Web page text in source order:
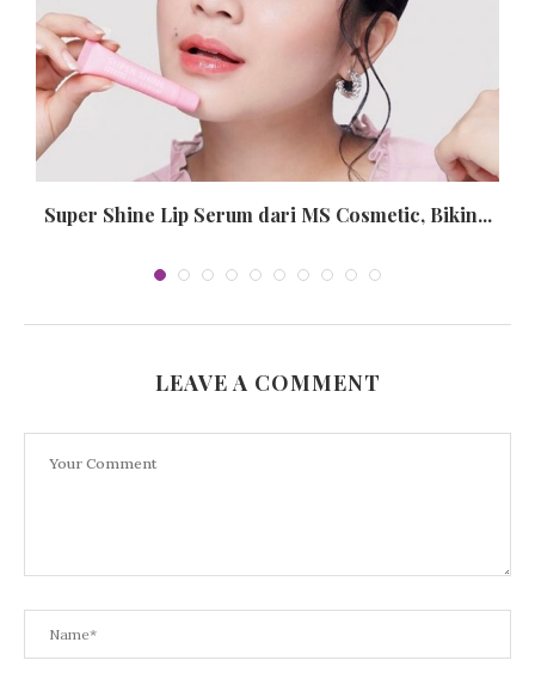
Super Shine Lip Serum dari MS Cosmetic, Bikin...
LEAVE A COMMENT